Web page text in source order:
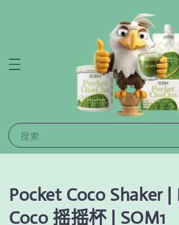
搜索
Pocket Coco Shaker |
Coco 摇摇杯 | SOM1